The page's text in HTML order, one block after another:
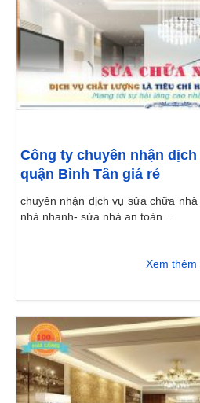
Công ty chuyên nhận
quận Bình Tân giá rẻ
chuyên nhận dịch vụ sửa chữa
nhà nhanh- sửa nhà an toàn...
Xem thêm